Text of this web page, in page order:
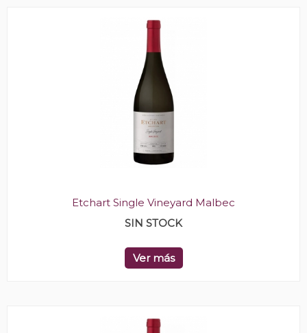
Etchart Single Vineyard Malbec
SIN STOCK
Ver más